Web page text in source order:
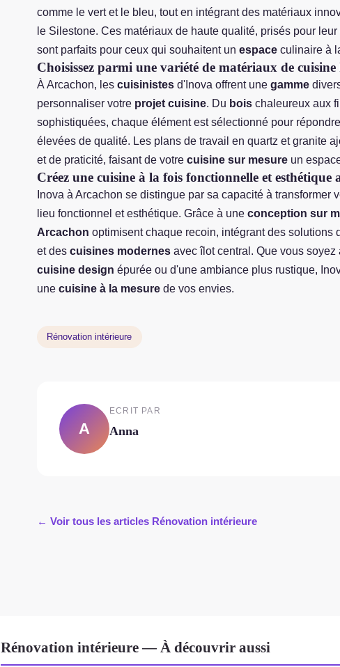
comme le vert et le bleu, tout en intégrant des matériaux
le Silestone. Ces matériaux de haute qualité, prisés pour
sont parfaits pour ceux qui souhaitent un espace culinaire à
Choisissez parmi une variété de matériaux de
À Arcachon, les cuisinistes d'Inova offrent une gamme
personnaliser votre projet cuisine. Du bois chaleureux aux
sophistiquées, chaque élément est sélectionné pour
élevées de qualité. Les plans de travail en quartz et granite
et de praticité, faisant de votre cuisine sur mesure un
Créez une cuisine à la fois fonctionnelle et esthétique
Inova à Arcachon se distingue par sa capacité à transformer
lieu fonctionnel et esthétique. Grâce à une conception sur
Arcachon optimisent chaque recoin, intégrant des solutions
et des cuisines modernes avec îlot central. Que vous
cuisine design épurée ou d'une ambiance plus rustique,
une cuisine à la mesure de vos envies.
Rénovation intérieure
A
ECRIT PAR
Anna
← Voir tous les articles Rénovation intérieure
Rénovation intérieure — À découvrir aussi